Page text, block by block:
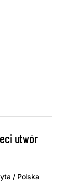
utwór
/ Polska